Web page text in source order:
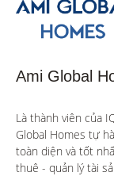
Ami Global
Là thành viên của
Global Homes tự
toàn diện và tốt
thuê - quản lý tài